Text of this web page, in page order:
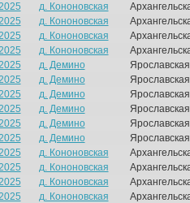
д. Кононовская
д. Кононовская
д. Кононовская
д. Кононовская
д. Демино
д. Демино
д. Демино
д. Демино
д. Демино
д. Демино
д. Кононовская
д. Кононовская
д. Кононовская
д. Кононовская